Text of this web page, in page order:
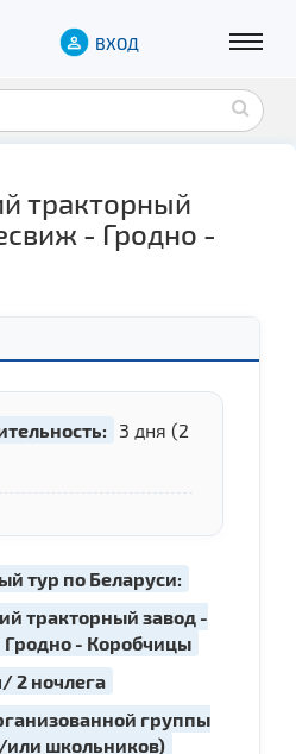
ВХОД
тракторный
- Гродно -
3 дня (2
тур по Беларуси:
тракторный завод -
- Коробчицы
2 ночлега
группы
или школьников)